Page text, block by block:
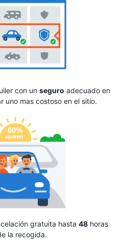
con un seguro adecuado en
uno mas costoso en el sitio.
gratuita hasta 48 horas
la recogida.